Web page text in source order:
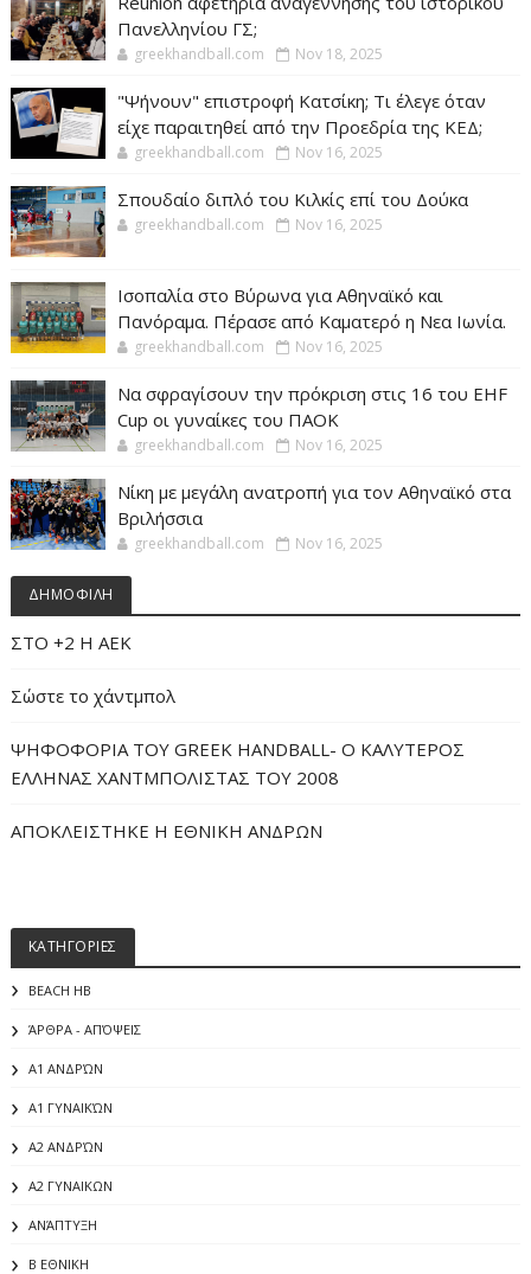
Πανελληνίου ΓΣ;
greekhandball.com Nov 18, 2025
"Ψήνουν" επιστροφή Κατσίκη; Τι έλεγε όταν
είχε παραιτηθεί από την Προεδρία της ΚΕΔ;
greekhandball.com Nov 16, 2025
Σπουδαίο διπλό του Κιλκίς επί του Δούκα
greekhandball.com Nov 16, 2025
Ισοπαλία στο Βύρωνα για Αθηναϊκό και
Πανόραμα. Πέρασε από Καματερό η Νεα Ιωνία.
greekhandball.com Nov 16, 2025
Να σφραγίσουν την πρόκριση στις 16 του EHF
Cup οι γυναίκες του ΠΑΟΚ
greekhandball.com Nov 16, 2025
Νίκη με μεγάλη ανατροπή για τον Αθηναϊκό στα
Βριλήσσια
greekhandball.com Nov 16, 2025
ΔΗΜΟΦΙΛΗ
ΣΤΟ +2 Η ΑΕΚ
Σώστε το χάντμπολ
ΨΗΦΟΦΟΡΙΑ ΤΟΥ GREEK HANDBALL- O ΚΑΛΥΤΕΡΟΣ
ΕΛΛΗΝΑΣ ΧΑΝΤΜΠΟΛΙΣΤΑΣ ΤΟΥ 2008
ΑΠΟΚΛΕΙΣΤΗΚΕ Η ΕΘΝΙΚΗ ΑΝΔΡΩΝ
ΚΑΤΗΓΟΡΙΕΣ
BEACH HB
ΆΡΘΡΑ - ΑΠΌΨΕΙΣ
Α1 ΑΝΔΡΏΝ
Α1 ΓΥΝΑΙΚΏΝ
Α2 ΑΝΔΡΏΝ
Α2 ΓΥΝΑΙΚΩΝ
ΑΝΆΠΤΥΞΗ
Β ΕΘΝΙΚΗ